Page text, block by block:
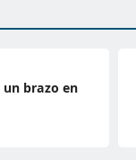
un brazo en